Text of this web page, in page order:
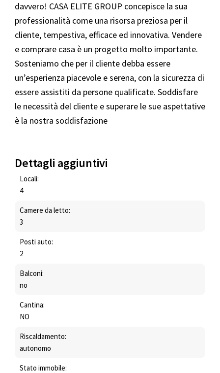
davvero! CASA ELITE GROUP concepisce la sua
professionalità come una risorsa preziosa per il
cliente, tempestiva, efficace ed innovativa. Vendere
e comprare casa è un progetto molto importante.
Sosteniamo che per il cliente debba essere
un’esperienza piacevole e serena, con la sicurezza di
essere assistiti da persone qualificate. Soddisfare
le necessità del cliente e superare le sue aspettative
è la nostra soddisfazione
Dettagli aggiuntivi
Locali:
4
Camere da letto:
3
Posti auto:
2
Balconi:
no
Cantina:
NO
Riscaldamento:
autonomo
Stato immobile: